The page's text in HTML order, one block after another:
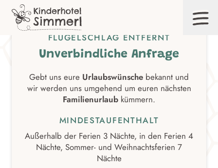
Inhalt
EUER TRAUMURLAUB IST NUR EINEN
FLÜGELSCHLAG ENTFERNT
Unverbindliche Anfrage
Gebt uns eure Urlaubswünsche bekannt und
wir werden uns umgehend um euren nächsten
Familienurlaub kümmern.
MINDESTAUFENTHALT
Außerhalb der Ferien 3 Nächte, in den Ferien 4
Nächte, Sommer- und Weihnachtsferien 7
Nächte